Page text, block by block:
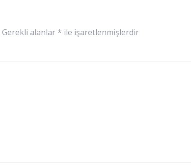
Gerekli alanlar * ile işaretlenmişlerdir